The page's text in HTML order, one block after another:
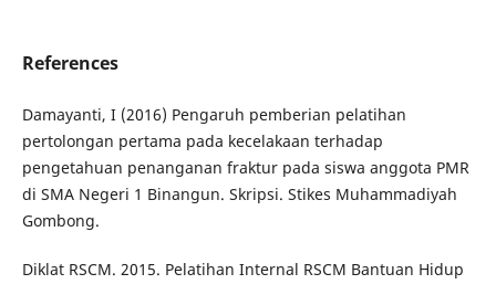
References
Damayanti, I (2016) Pengaruh pemberian pelatihan
pertolongan pertama pada kecelakaan terhadap
pengetahuan penanganan fraktur pada siswa anggota PMR
di SMA Negeri 1 Binangun. Skripsi. Stikes Muhammadiyah
Gombong.
Diklat RSCM. 2015. Pelatihan Internal RSCM Bantuan Hidup